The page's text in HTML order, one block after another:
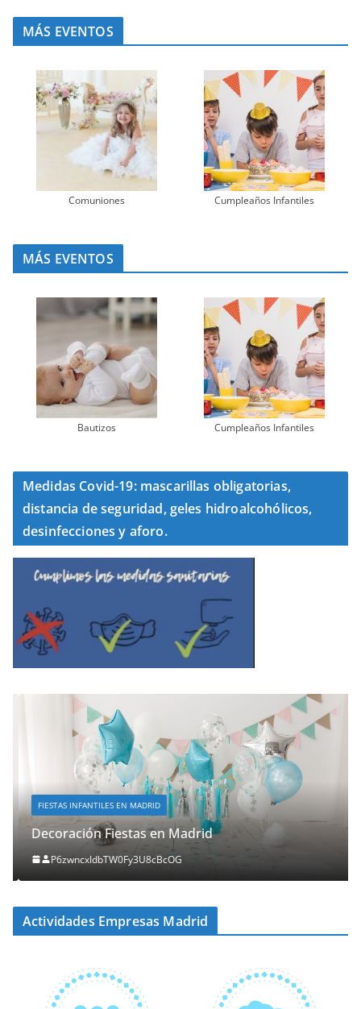
MÁS EVENTOS
Comuniones Cumpleaños Infantiles
MÁS EVENTOS
Bautizos Cumpleaños Infantiles
Medidas Covid-19: mascarillas obligatorias,
distancia de seguridad, geles hidroalcohólicos,
desinfecciones y aforo.
FIESTAS INFANTILES EN MADRID
Decoración Fiestas en Madrid
P6zwncxIdbTW0Fy3U8cBcOG
Actividades Empresas Madrid